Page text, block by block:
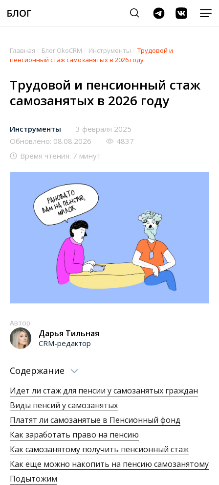
Главная Блог OkoCRM Инструменты
Трудовой и
пенсионный стаж самозанятых в 2026 году
Трудовой и пенсионный стаж
самозанятых в 2026 году
Инструменты
3 февраля 2025
Обновлено: 08.08.2026
4837
Время чтения: 7 минут
Автор
Дарья Тильная
CRM-редактор
Содержание
Идет ли стаж для пенсии у самозанятых граждан
Виды пенсий у самозанятых
Платят ли самозанятые в Пенсионный фонд
Как заработать право на пенсию
Как самозанятому получить пенсионный стаж
Как еще можно накопить на пенсию самозанятому
Подытожим